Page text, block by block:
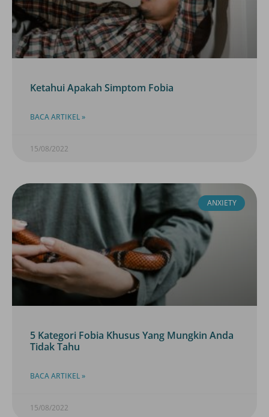
Ketahui Apakah Simptom Fobia
BACA ARTIKEL »
15/08/2022
ANXIETY
5 Kategori Fobia Khusus Yang Mungkin Anda
Tidak Tahu
BACA ARTIKEL »
15/08/2022